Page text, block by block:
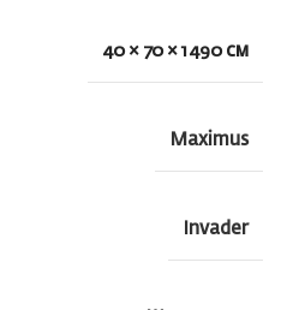
40 × 70 × 1490 см
Maximus
Invader